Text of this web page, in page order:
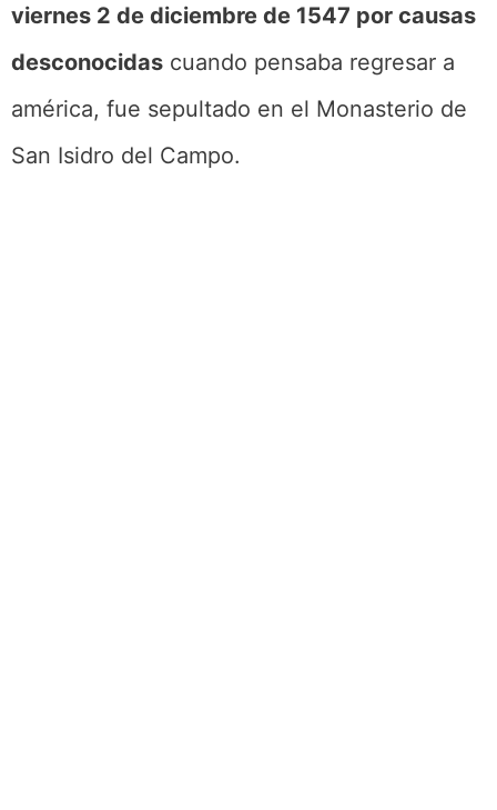
viernes 2 de diciembre de 1547 por causas
desconocidas cuando pensaba regresar a
américa, fue sepultado en el Monasterio de
San Isidro del Campo.